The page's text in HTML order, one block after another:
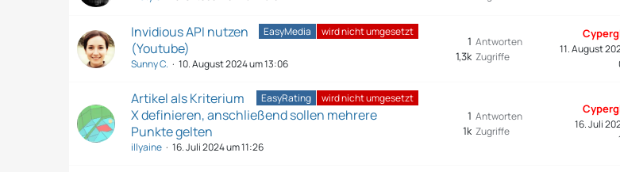
EasyMedia wird nicht umgesetzt
Invidious API nutzen
(Youtube)
Sunny C. 10. August 2024 um 13:06
Antworten
1
Zugriffe
1,3k
11. August
EasyRating wird nicht umgesetzt
Artikel als Kriterium
X definieren, anschließend sollen mehrere
Punkte gelten
illyaine 16. Juli 2024 um 11:26
Antworten
1
Zugriffe
1k
16. Juli